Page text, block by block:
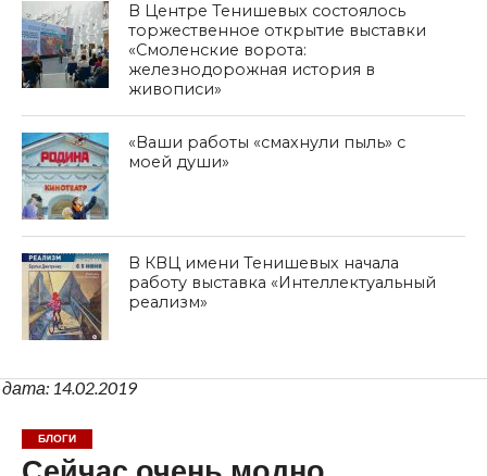
В Центре Тенишевых состоялось
торжественное открытие выставки
«Смоленские ворота:
железнодорожная история в
живописи»
«Ваши работы «смахнули пыль» с
моей души»
В КВЦ имени Тенишевых начала
работу выставка «Интеллектуальный
реализм»
дата: 14.02.2019
БЛОГИ